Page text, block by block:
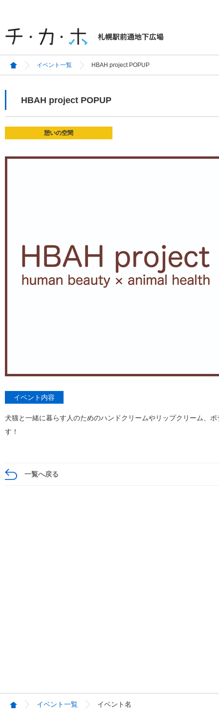
イベント一覧 HBAH project POPUP
HBAH project POPUP
憩いの空間
イベント内容
犬猫と一緒に暮らす人のためのハンドクリームやリップクリーム、
す！
一覧へ戻る
イベント一覧 イベント名